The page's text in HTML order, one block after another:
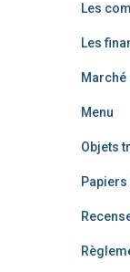
Les
Les
Marché
Menu
Objets
Papiers